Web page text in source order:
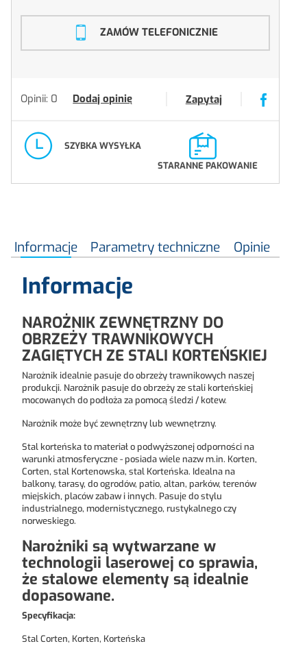
ZAMÓW TELEFONICZNIE
Opinii: 0 Dodaj opinię Zapytaj
SZYBKA WYSYŁKA
STARANNE PAKOWANIE
Informacje Parametry techniczne Opinie
Informacje
NAROŻNIK ZEWNĘTRZNY DO
OBRZEŻY TRAWNIKOWYCH
ZAGIĘTYCH ZE STALI KORTEŃSKIEJ
Narożnik idealnie pasuje do obrzeży trawnikowych naszej
produkcji. Narożnik pasuje do obrzeży ze stali korteńskiej
mocowanych do podłoża za pomocą śledzi / kotew.
Narożnik może być zewnętrzny lub wewnętrzny.
Stal korteńska to materiał o podwyższonej odporności na
warunki atmosferyczne - posiada wiele nazw m.in. Korten,
Corten, stal Kortenowska, stal Korteńska. Idealna na
balkony, tarasy, do ogrodów, patio, altan, parków, terenów
miejskich, placów zabaw i innych. Pasuje do stylu
industrialnego, modernistycznego, rustykalnego czy
norweskiego.
Narożniki są wytwarzane w
technologii laserowej co sprawia,
że stalowe elementy są idealnie
dopasowane.
Specyfikacja:
Stal Corten, Korten, Korteńska